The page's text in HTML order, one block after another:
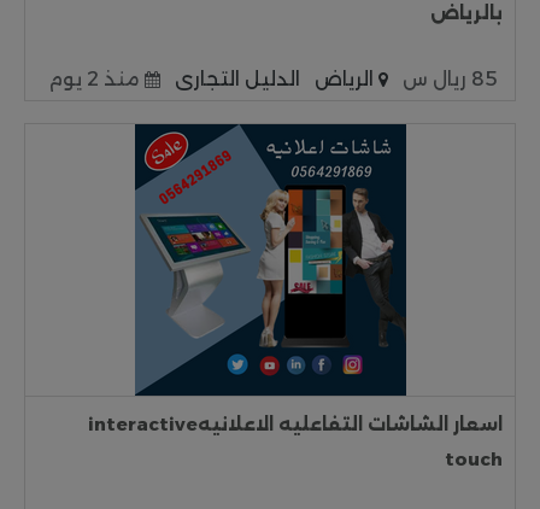
بالرياض
85 ريال س الرياض الدليل التجارى منذ 2 يوم
اسعار الشاشات التفاعليه الاعلانيهinteractive
touch